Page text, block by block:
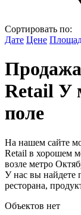
Сортировать по:
Дате Цене
Retail У
поле
На нашем сайте
Retail в хорошем
возле метро
У нас вы найдете
ресторана,
Объектов нет